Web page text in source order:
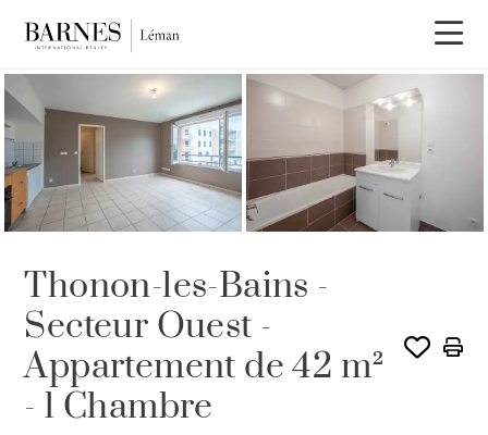
VENDU PAR BARNES
Thonon-les-Bains -
Secteur Ouest -
Appartement de 42 m²
- 1 Chambre